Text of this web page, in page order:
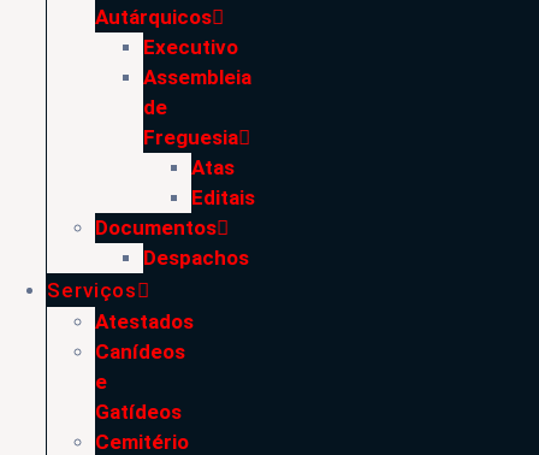
Autárquicos
Executivo
Assembleia
de
Freguesia
Atas
Editais
Documentos
Despachos
Serviços
Atestados
Canídeos
e
Gatídeos
Cemitério